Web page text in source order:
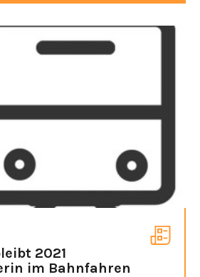
2021
im Bahnfahren